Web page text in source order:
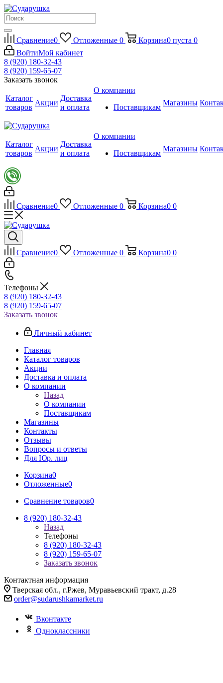
Сравнение0 Отложенные 0 Корзина0 пуста 0
ВойтиМой кабинет
8 (920) 180-32-43
8 (920) 159-65-07
Заказать звонок
Каталог
товаров
Акции
Доставка
и оплата
О компании
Поставщикам
Магазины
Каталог
товаров
Акции
Доставка
и оплата
О компании
Поставщикам
Магазины
Сравнение0 Отложенные 0 Корзина0 0
Сравнение0 Отложенные 0 Корзина0 0
Телефоны
8 (920) 180-32-43
8 (920) 159-65-07
Заказать звонок
Личный кабинет
Главная
Каталог товаров
Акции
Доставка и оплата
О компании
Назад
О компании
Поставщикам
Магазины
Контакты
Отзывы
Вопросы и ответы
Для Юр. лиц
Корзина0
Отложенные0
Сравнение товаров0
8 (920) 180-32-43
Назад
Телефоны
8 (920) 180-32-43
8 (920) 159-65-07
Заказать звонок
Контактная информация
Тверская обл., г.Ржев, Муравьевский тракт, д.28
order@sudarushkamarket.ru
Вконтакте
Одноклассники